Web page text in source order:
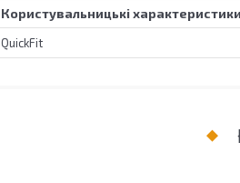
Користувальницькі характеристики
QuickFit